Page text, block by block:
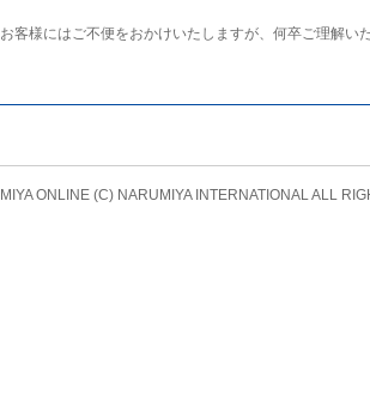
お客様にはご不便をおかけいたしますが、何卒ご理解い